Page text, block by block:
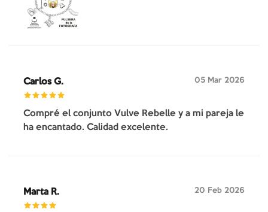
Carlos G. 05 Mar 2026
Compré el conjunto Vulve Rebelle y a mi pareja le
ha encantado. Calidad excelente.
Marta R. 20 Feb 2026